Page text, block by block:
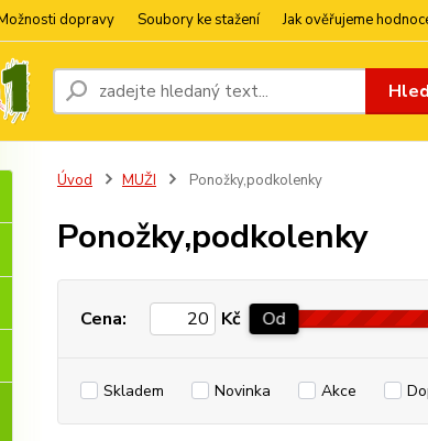
dopravy Soubory ke stažení Jak ověřujeme
Úvod MUŽI Ponožky,podkolenky
Ponožky,podkolenky
Cena: Kč Od
Skladem Novinka Akce